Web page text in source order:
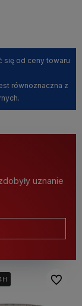
się od ceny towaru
równoznaczna z
uznanie
Do